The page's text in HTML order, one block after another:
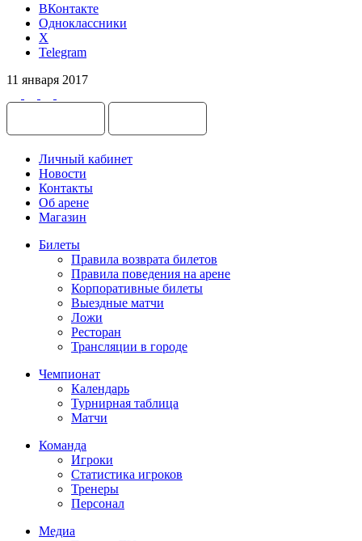
ВКонтакте
Одноклассники
X
Telegram
11 января 2017
Личный кабинет
Новости
Контакты
Об арене
Магазин
Билеты
Правила возврата билетов
Правила поведения на арене
Корпоративные билеты
Выездные матчи
Ложи
Ресторан
Трансляции в городе
Чемпионат
Календарь
Турнирная таблица
Матчи
Команда
Игроки
Статистика игроков
Тренеры
Персонал
Медиа